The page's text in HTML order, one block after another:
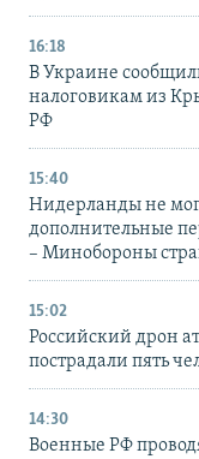
16:18
В Украине
налоговикам из
РФ
15:40
Нидерланды не
дополнительные
– Минобороны
15:02
Российский дрон
пострадали пять
14:30
Военные РФ